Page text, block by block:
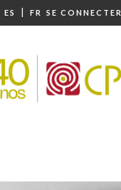
ES | FR SE CONNECTER